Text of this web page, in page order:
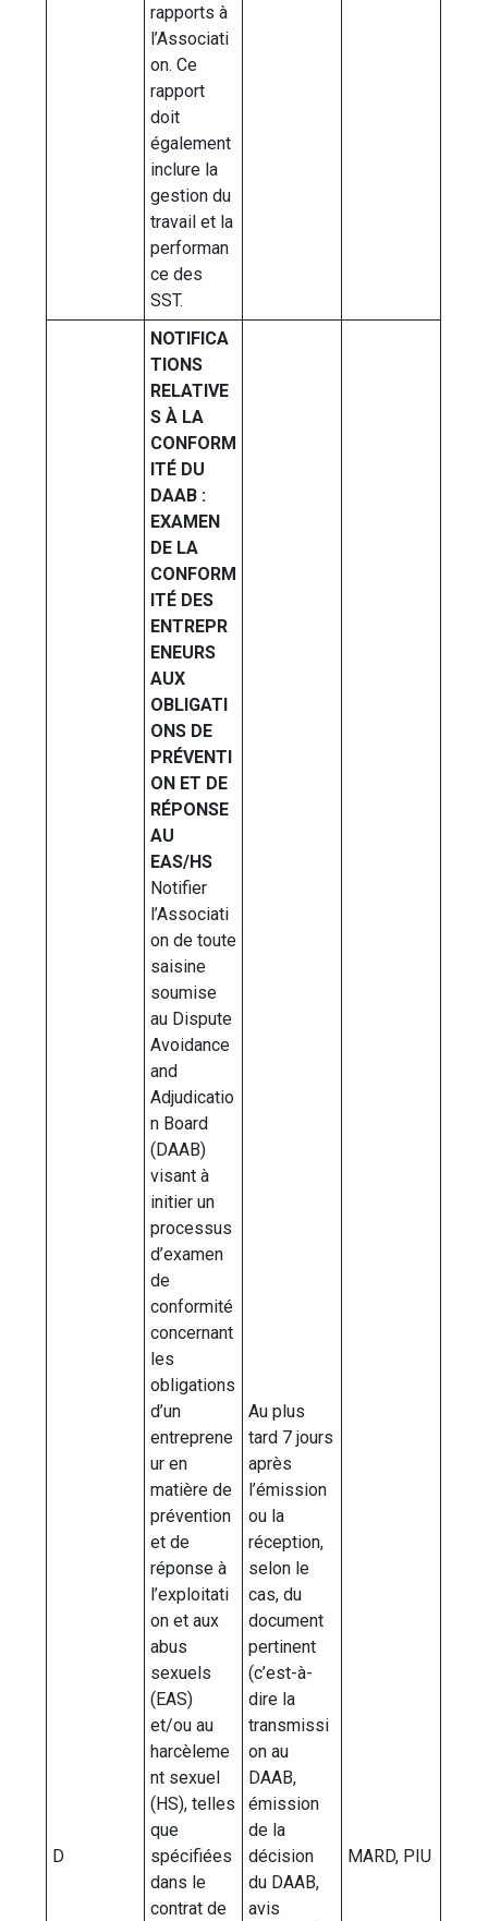
rapports à
l’Associati
on. Ce
rapport
doit
également
inclure la
gestion du
travail et la
performan
ce des
SST.
D
NOTIFICA
TIONS
RELATIVE
S À LA
CONFORM
ITÉ DU
DAAB :
EXAMEN
DE LA
CONFORM
ITÉ DES
ENTREPR
ENEURS
AUX
OBLIGATI
ONS DE
PRÉVENTI
ON ET DE
RÉPONSE
AU
EAS/HS
Notifier
l’Associati
on de toute
saisine
soumise
au Dispute
Avoidance
and
Adjudicatio
n Board
(DAAB)
visant à
initier un
processus
d’examen
de
conformité
concernant
les
obligations
d’un
entreprene
ur en
matière de
prévention
et de
réponse à
l’exploitati
on et aux
abus
sexuels
(EAS)
et/ou au
harcèleme
nt sexuel
(HS), telles
que
spécifiées
dans le
contrat de
Au plus
tard 7 jours
après
l’émission
ou la
réception,
selon le
cas, du
document
pertinent
(c’est-à-
dire la
transmissi
on au
DAAB,
émission
de la
décision
du DAAB,
avis
MARD, PIU